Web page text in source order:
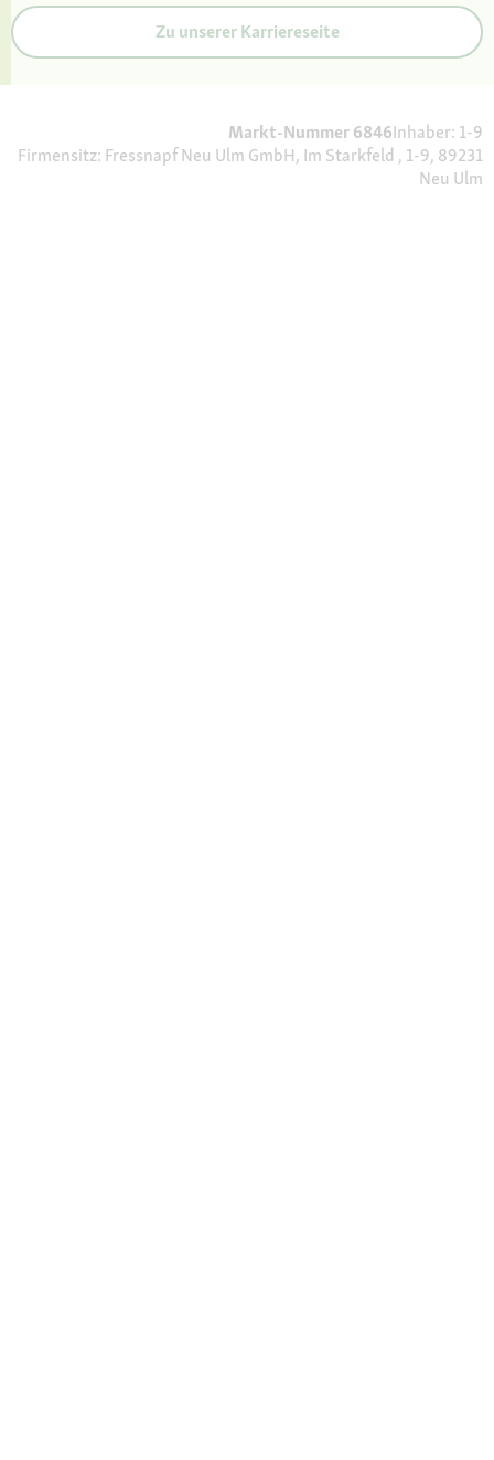
Zu unserer Karriereseite
Markt-Nummer 6846Inhaber: 1-9
Firmensitz: Fressnapf Neu Ulm GmbH, Im Starkfeld , 1-9, 89231
Neu Ulm